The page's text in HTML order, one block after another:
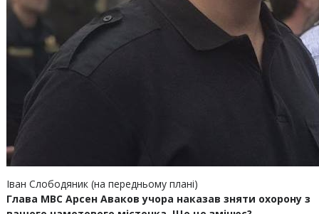
Іван Слободяник (на передньому плані)
Глава МВС Арсен Аваков учора наказав зняти охорону з